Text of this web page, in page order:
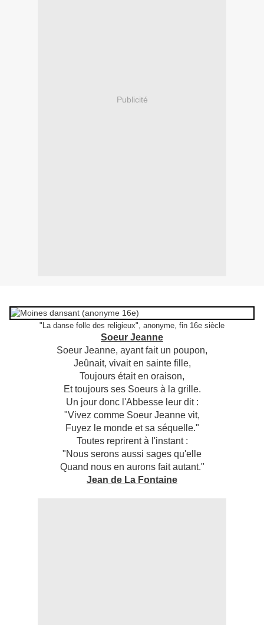
Publicité
"La danse folle des religieux", anonyme, fin 16e siècle
Soeur Jeanne
Soeur Jeanne, ayant fait un poupon,
Jeûnait, vivait en sainte fille,
Toujours était en oraison,
Et toujours ses Soeurs à la grille.
Un jour donc l'Abbesse leur dit :
"Vivez comme Soeur Jeanne vit,
Fuyez le monde et sa séquelle."
Toutes reprirent à l'instant :
"Nous serons aussi sages qu'elle
Quand nous en aurons fait autant."
Jean de La Fontaine